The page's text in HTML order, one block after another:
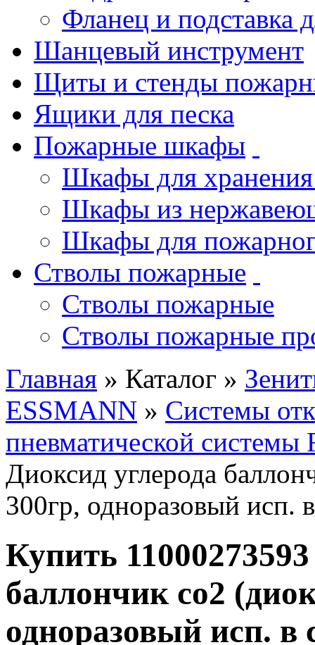
Фланец и подставка
Шанцевый инструмент
Щиты и стенды
Ящики для песка
Пожарные шкафы
Шкафы для хранения
Шкафы из
Шкафы для
Стволы пожарные
Стволы пожарные
Стволы пожарные
Главная » Каталог »
ESSMANN » Системы
пневматической системы
Диоксид углерода
300гр, одноразовый исп.
Купить
баллончик со2
одноразовый исп. в